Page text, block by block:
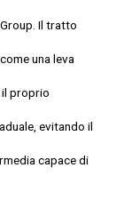
Il tratto
una leva
proprio
evitando il
capace di